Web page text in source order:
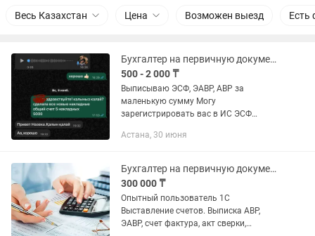
Весь Казахстан Цена Возможен выезд Есть
Бухгалтер на первичную документацию
500 - 2 000 ₸
Выписываю ЭСФ, ЭАВР, АВР за
маленькую сумму Могу
зарегистрировать вас в ИС ЭСФ
Всю информацию о проделанной
договор:) Обещаю быть...
Астана, 30 июня
Бухгалтер на первичную документацию
300 000 ₸
Опытный пользователь 1С
Выставление счетов. Выписка АВР,
ЭАВР, счет фактура, акт сверки,